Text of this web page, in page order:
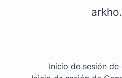
Inicio de sesión de